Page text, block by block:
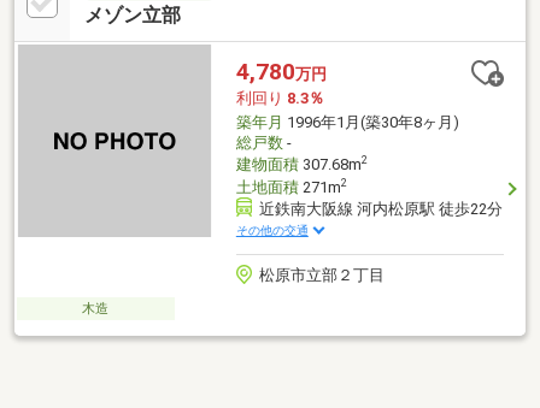
メゾン立部
4,780万円
利回り 8.3％
築年月 1996年1月(築30年8ヶ月)
総戸数-
建物面積307.68m2
土地面積271m2
近鉄南大阪線 河内松原駅 徒歩22分
その他の交通
松原市立部２丁目
木造